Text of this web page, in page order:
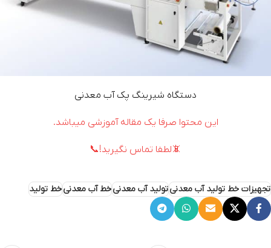
دستگاه شیرینگ پک آب معدنی
این محتوا صرفا یک مقاله آموزشی میباشد.
📵لطفا تماس نگیرید!📞
تجهیزات خط تولید آب معدنیتولید آب معدنیخط آب معدنیخط تولید